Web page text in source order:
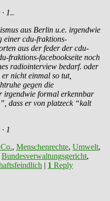
1..
aus Berlin u.e. irgendwie
einer cdu-fraktions-
aus der feder der cdu-
fraktions-facebookseite noch
radiointerview bedarf. oder
nicht einmal so tut,
gegen die
irgendwie formal erkennbar
dass er von platzeck “kalt
1
, Menschenrechte, Umwelt,
Bundesverwaltungsgericht,
| 1 Reply